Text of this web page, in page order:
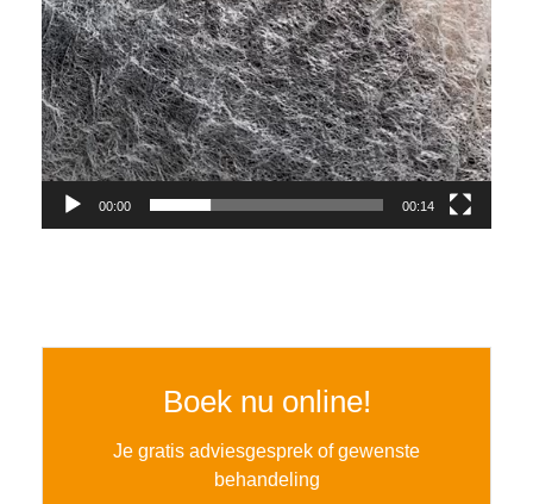
00:00 00:14
Boek nu online!
Je gratis adviesgesprek of gewenste
behandeling